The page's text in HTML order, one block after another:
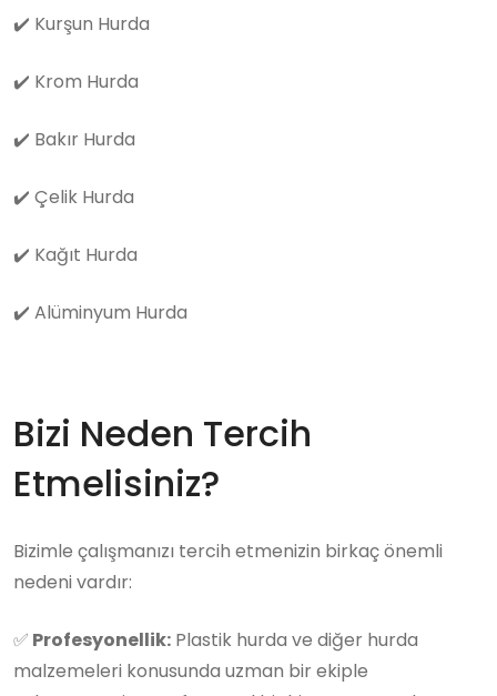
✔️ Kurşun Hurda
✔️ Krom Hurda
✔️ Bakır Hurda
✔️ Çelik Hurda
✔️ Kağıt Hurda
✔️ Alüminyum Hurda
Bizi Neden Tercih
Etmelisiniz?
Bizimle çalışmanızı tercih etmenizin birkaç önemli
nedeni vardır:
✅ Profesyonellik: Plastik hurda ve diğer hurda
malzemeleri konusunda uzman bir ekiple